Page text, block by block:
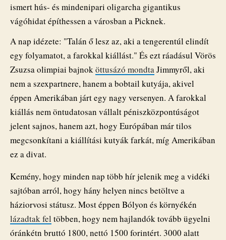
ismert hús- és mindenipari oligarcha gigantikus
vágóhidat építhessen a városban a Picknek.
A nap idézete: "Talán ő lesz az, aki a tengerentúl elindít
egy folyamatot, a farokkal kiállást." És ezt ráadásul Vörös
Zsuzsa olimpiai bajnoköttusázó mondtaJimmyről, aki
nem a szexpartnere, hanem a bobtail kutyája, akivel
éppen Amerikában járt egy nagy versenyen. A farokkal
kiállás nem öntudatosan vállalt péniszközpontúságot
jelent sajnos, hanem azt, hogy Európában már tilos
megcsonkítani a kiállítási kutyák farkát, míg Amerikában
ez a divat.
Kemény, hogy minden nap több hír jelenik meg a vidéki
sajtóban arról, hogy hány helyen nincs betöltve a
háziorvosi státusz. Most éppen Bólyon és környékén
lázadtak fel többen, hogy nem hajlandók tovább ügyelni
óránkétn bruttó 1800, nettó 1500 forintért. 3000 alatt